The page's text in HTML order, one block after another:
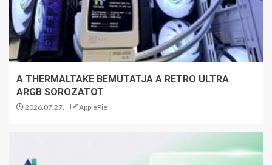
A THERMALTAKE BEMUTATJA A RETRO ULTRA
ARGB SOROZATOT
2026.07.27. ApplePie